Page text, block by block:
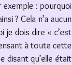
exemple : pourquoi
? Cela n’a aucun
je dois dire « c’est
à toute cette
disant qu’elle était